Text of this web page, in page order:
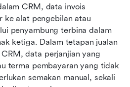
CRM, data invois
ke alat pengebilan atau
penyambung terbina dalam
ketiga. Dalam tetapan jualan
data perjanjian yang
terma pembayaran yang tidak
semakan manual, sekali